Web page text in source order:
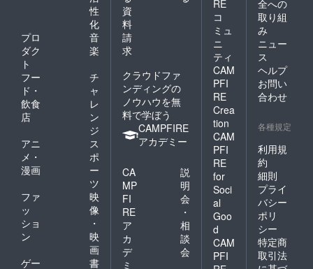
性
化
プロ
ダク
ト
音
楽
フー
ド・
飲食
店
チ
ャ
レ
ン
ジ
アニ
メ・
漫画
ス
ポ
ー
ツ
ファ
ッ
ショ
ン
映
像
・
映
画
ゲー
書
資
料
請
求
クラウドファ
ンディングの
ノウハウを無
料で学ぼう
CAMPFIRE
アカデミー
CA
MP
FI
RE
ア
カ
デ
ミ
説
明
会
・
相
談
会
RE
コ
ミュ
ニ
ティ
CAM
PFI
RE
Crea
tion
CAM
PFI
RE
for
Soci
al
Goo
d
CAM
PFI
全への
取り組
み
ニュー
ス
ヘルプ
お問い
合わせ
各種規定
利用規
約
細則
プライ
バシー
ポリ
シー
特定商
取引法